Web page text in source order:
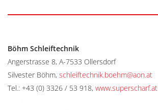
Böhm Schleiftechnik
Angerstrasse 8, A-7533 Ollersdorf
Silvester Böhm, schleiftechnik.boehm@aon.at
Tel.: +43 (0) 3326 / 53 918, www.superscharf.at